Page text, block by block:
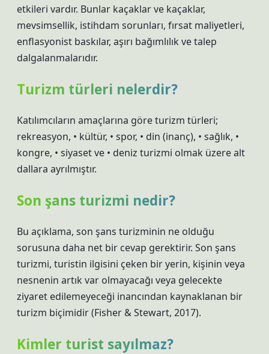
etkileri vardır. Bunlar kaçaklar ve kaçaklar,
mevsimsellik, istihdam sorunları, fırsat maliyetleri,
enflasyonist baskılar, aşırı bağımlılık ve talep
dalgalanmalarıdır.
Turizm türleri nelerdir?
Katılımcıların amaçlarına göre turizm türleri;
rekreasyon, • kültür, • spor, • din (inanç), • sağlık, •
kongre, • siyaset ve • deniz turizmi olmak üzere alt
dallara ayrılmıştır.
Son şans turizmi nedir?
Bu açıklama, son şans turizminin ne olduğu
sorusuna daha net bir cevap gerektirir. Son şans
turizmi, turistin ilgisini çeken bir yerin, kişinin veya
nesnenin artık var olmayacağı veya gelecekte
ziyaret edilemeyeceği inancından kaynaklanan bir
turizm biçimidir (Fisher & Stewart, 2017).
Kimler turist sayılmaz?